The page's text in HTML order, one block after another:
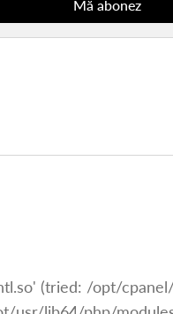
(tried: /opt/